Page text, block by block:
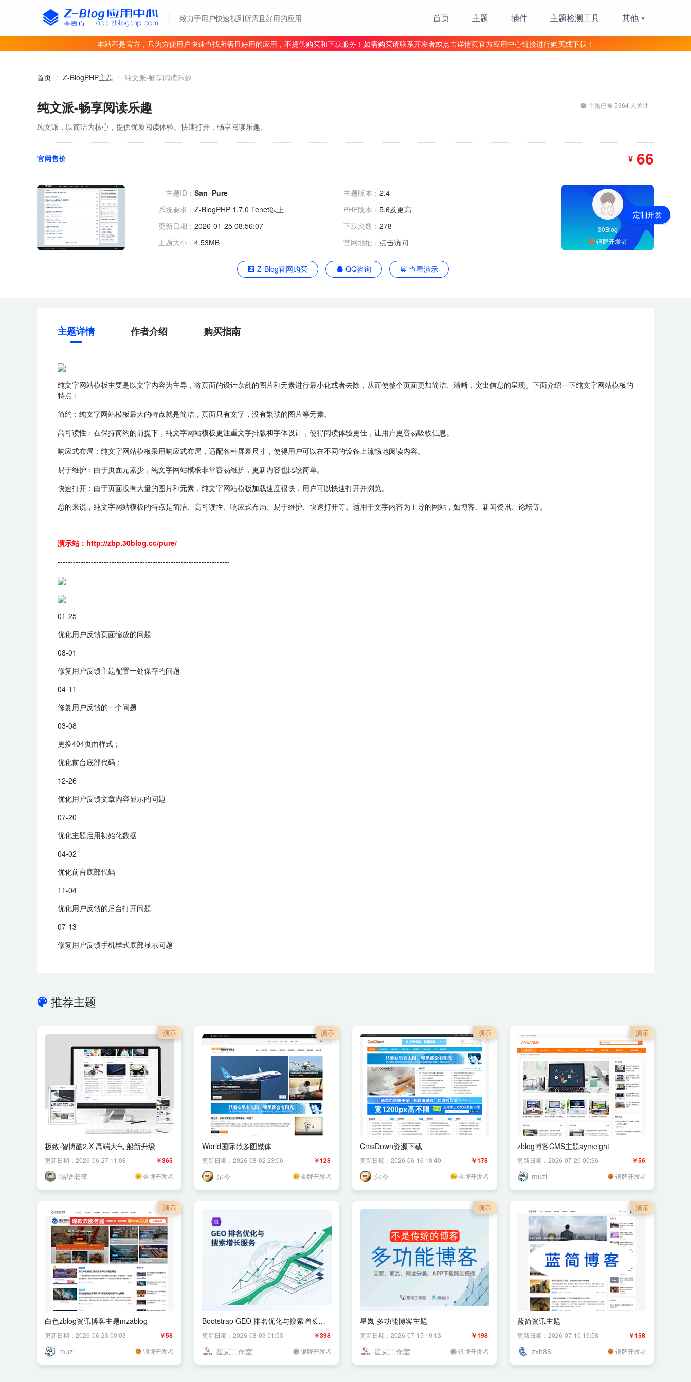
致力于用户快速找到所需且好用的应用 首页 主题 插件 主题检测工具 其他
本站不是官方，只为方便用户快速查找所需且好用的应用，不提供购买和下载服务！如需购买请联系开发者或点击详情页官方应用中心链接进行购买或下载！
首页 / Z-BlogPHP主题 / 纯文派-畅享阅读乐趣
纯文派-畅享阅读乐趣 主题已被 5964 人关注
纯文派，以简洁为核心，提供优质阅读体验。快速打开，畅享阅读乐趣。
¥ 66
官网售价
主题ID： San_Pure 主题版本： 2.4
系统要求： Z-BlogPHP 1.7.0 Tenet以上 PHP版本： 5.6及更高
更新日期： 2026-01-25 08:56:07 下载次数： 278
主题大小： 4.53MB 官网地址： 点击访问
30Blog
铜牌开发者
Z-Blog官网购买 QQ咨询 查看演示
主题详情 作者介绍 购买指南
纯文字网站模板主要是以文字内容为主导，将页面的设计杂乱的图片和元素进行最小化或者去除，从而使整个页面更加简洁、清晰，突出信息的呈现。下面介绍一下纯文字网站模板的
特点：
简约：纯文字网站模板最大的特点就是简洁，页面只有文字，没有繁琐的图片等元素。
高可读性：在保持简约的前提下，纯文字网站模板更注重文字排版和字体设计，使得阅读体验更佳，让用户更容易吸收信息。
响应式布局：纯文字网站模板采用响应式布局，适配各种屏幕尺寸，使得用户可以在不同的设备上流畅地阅读内容。
易于维护：由于页面元素少，纯文字网站模板非常容易维护，更新内容也比较简单。
快速打开：由于页面没有大量的图片和元素，纯文字网站模板加载速度很快，用户可以快速打开并浏览。
总的来说，纯文字网站模板的特点是简洁、高可读性、响应式布局、易于维护、快速打开等。适用于文字内容为主导的网站，如博客、新闻资讯、论坛等。
-------------------------------------------------------------------
演示站： http://zbp.30blog.cc/pure/
-------------------------------------------------------------------
01-25
优化用户反馈页面缩放的问题
08-01
修复用户反馈主题配置一处保存的问题
04-11
修复用户反馈的一个问题
03-08
更换404页面样式；
优化前台底部代码；
12-26
优化用户反馈文章内容显示的问题
07-20
优化主题启用初始化数据
04-02
优化前台底部代码
11-04
优化用户反馈的后台打开问题
07-13
修复用户反馈手机样式底部显示问题
推荐主题
演示
极致·智博酷2.X 高端大气 船新升级
￥365
更新日期：2026-06-27 11:08
隔壁老李 金牌开发者
演示
World国际范多图媒体
￥128
更新日期：2026-08-02 23:06
尔今 金牌开发者
演示
CmsDown资源下载
￥178
更新日期：2026-06-16 10:40
尔今 金牌开发者
演示
zblog博客CMS主题aymeight
￥56
更新日期：2026-07-20 00:36
muzi 铜牌开发者
演示
白色zblog资讯博客主题mzablog
￥58
更新日期：2026-06-23 00:03
muzi 铜牌开发者
Bootstrap GEO 排名优化与搜索增长服
务企业官网主题
￥398
更新日期：2026-08-03 01:53
星岚工作室 银牌开发者
演示
星岚-多功能博客主题
￥198
更新日期：2026-07-15 19:13
星岚工作室 银牌开发者
演示
蓝简资讯主题
￥158
更新日期：2026-07-10 16:58
zxh88 铜牌开发者
定制开发